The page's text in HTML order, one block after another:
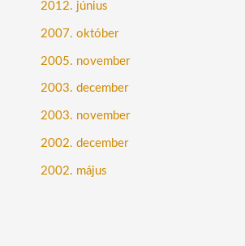
2012. június
2007. október
2005. november
2003. december
2003. november
2002. december
2002. május